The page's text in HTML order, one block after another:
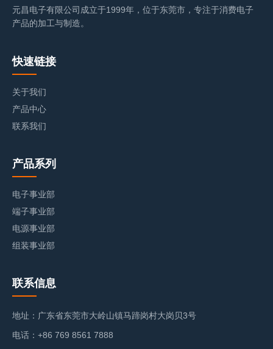
元昌电子有限公司成立于1999年，位于东莞市，专注于消费电子
产品的加工与制造。
快速链接
关于我们
产品中心
联系我们
产品系列
电子事业部
端子事业部
电源事业部
组装事业部
联系信息
地址：广东省东莞市大岭山镇马蹄岗村大岗贝3号
电话：+86 769 8561 7888